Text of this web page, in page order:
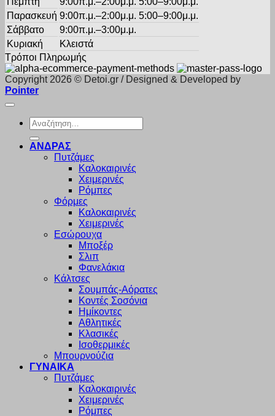
Παρασκευή 9:00π.μ.–2:00μ.μ. 5:00–9:00μ.μ.
Σάββατο
9:00π.μ.–3:00μ.μ.
Κυριακή
Κλειστά
Τρόποι Πληρωμής
Copyright 2026 © Detoi.gr / Designed & Developed by
Pointer
Αναζήτηση
για:
ΑΝΔΡΑΣ
Πυτζάμες
Καλοκαιρινές
Χειμερινές
Ρόμπες
Φόρμες
Καλοκαιρινές
Χειμερινές
Εσώρουχα
Μποξέρ
Σλιπ
Φανελάκια
Κάλτσες
Σουμπάς-Αόρατες
Κοντές Σοσόνια
Ημίκοντες
Αθλητικές
Κλασικές
Ισοθερμικές
Μπουρνούζια
ΓΥΝΑΙΚΑ
Πυτζάμες
Καλοκαιρινές
Χειμερινές
Ρόμπες